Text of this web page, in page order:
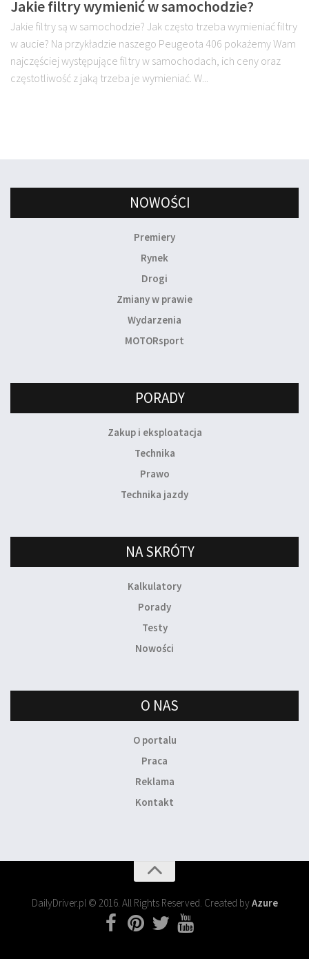
Jakie filtry wymienić w samochodzie?
Jakie filtry są w samochodzie? Jak często trzeba wymieniać filtry
w aucie? Na przykładzie naszego Peugeota 406 pokażemy Wam
najczęściej występujące filtry w samochodach, ich ceny oraz
częstotliwość z jaką trzeba je wymieniać. W...
NOWOŚCI
Premiery
Rynek
Drogi
Zmiany w prawie
Wydarzenia
MOTORsport
PORADY
Zakup i eksploatacja
Technika
Prawo
Technika jazdy
NA SKRÓTY
Kalkulatory
Porady
Testy
Nowości
O NAS
O portalu
Praca
Reklama
Kontakt
DailyDriver.pl © 2016. All Rights Reserved. Created byAzure